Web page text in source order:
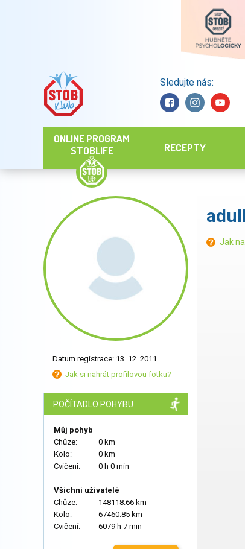
Sledujte nás:
ONLINE PROGRAM
STOBLIFE
RECEPTY
Datum registrace: 13. 12. 2011
Jak si nahrát profilovou fotku?
POČÍTADLO POHYBU
Můj pohyb
Chůze:
0 km
Kolo:
0 km
Cvičení:
0 h 0 min
Všichni uživatelé
Chůze:
148118.66 km
Kolo:
67460.85 km
Cvičení:
6079 h 7 min
Jak